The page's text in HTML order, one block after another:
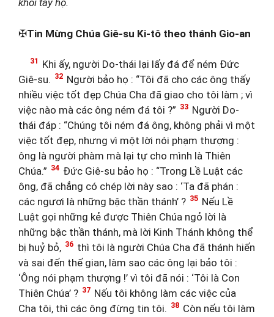
khỏi tay họ.
✠Tin Mừng Chúa Giê-su Ki-tô theo thánh Gio-an
31 Khi ấy, người Do-thái lại lấy đá để ném Đức
Giê-su. 32 Người bảo họ : “Tôi đã cho các ông thấy
nhiều việc tốt đẹp Chúa Cha đã giao cho tôi làm ; vì
việc nào mà các ông ném đá tôi ?” 33 Người Do-
thái đáp : “Chúng tôi ném đá ông, không phải vì một
việc tốt đẹp, nhưng vì một lời nói phạm thượng :
ông là người phàm mà lại tự cho mình là Thiên
Chúa.” 34 Đức Giê-su bảo họ : “Trong Lề Luật các
ông, đã chẳng có chép lời này sao : ‘Ta đã phán :
các ngươi là những bậc thần thánh’ ? 35 Nếu Lề
Luật gọi những kẻ được Thiên Chúa ngỏ lời là
những bậc thần thánh, mà lời Kinh Thánh không thể
bị huỷ bỏ, 36 thì tôi là người Chúa Cha đã thánh hiến
và sai đến thế gian, làm sao các ông lại bảo tôi :
‘Ông nói phạm thượng !’ vì tôi đã nói : ‘Tôi là Con
Thiên Chúa’ ? 37 Nếu tôi không làm các việc của
Cha tôi, thì các ông đừng tin tôi. 38 Còn nếu tôi làm